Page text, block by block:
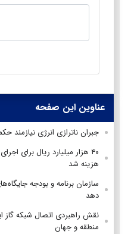
عناوین این صفحه
جبران ناترازی انرژی
۴۰ هزار میلیارد ریال برای
هزینه شد
سازمان برنامه و بودجه
دهد
نقش راهبردی اتصال شبکه گاز
منطقه و جهان